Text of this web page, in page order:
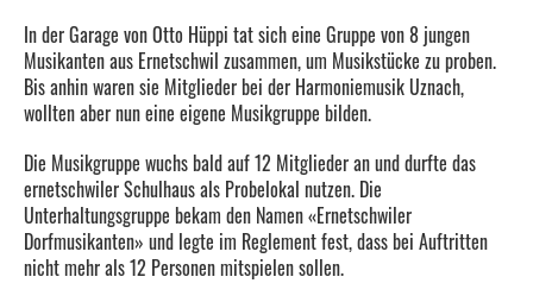
In der Garage von Otto Hüppi tat sich eine Gruppe von 8 jungen
Musikanten aus Ernetschwil zusammen, um Musikstücke zu proben.
Bis anhin waren sie Mitglieder bei der Harmoniemusik Uznach,
wollten aber nun eine eigene Musikgruppe bilden.
Die Musikgruppe wuchs bald auf 12 Mitglieder an und durfte das
ernetschwiler Schulhaus als Probelokal nutzen. Die
Unterhaltungsgruppe bekam den Namen «Ernetschwiler
Dorfmusikanten» und legte im Reglement fest, dass bei Auftritten
nicht mehr als 12 Personen mitspielen sollen.